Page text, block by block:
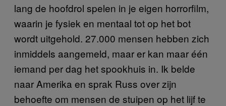
lang de hoofdrol spelen in je eigen horrorfilm,
waarin je fysiek en mentaal tot op het bot
wordt uitgehold. 27.000 mensen hebben zich
inmiddels aangemeld, maar er kan maar één
iemand per dag het spookhuis in. Ik belde
naar Amerika en sprak Russ over zijn
behoefte om mensen de stuipen op het lijf te